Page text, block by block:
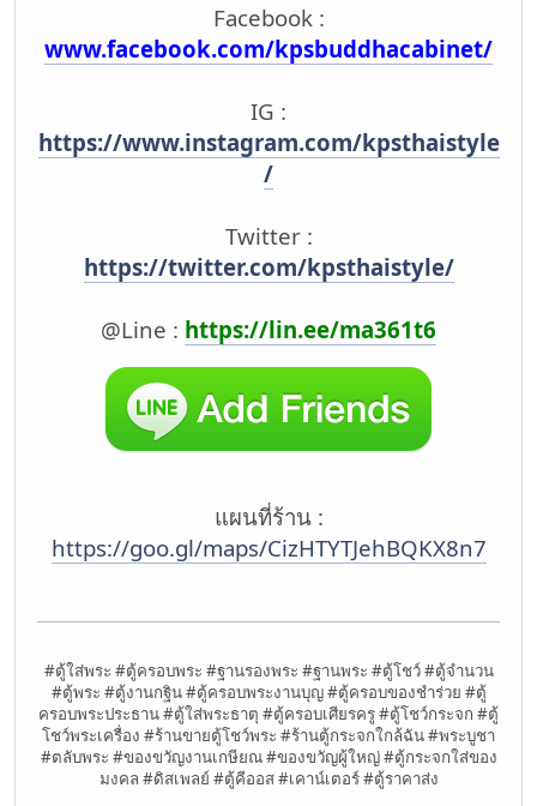
Facebook :
www.facebook.com/kpsbuddhacabinet/
IG :
https://www.instagram.com/kpsthaistyle
/
Twitter :
https://twitter.com/kpsthaistyle/
@Line : https://lin.ee/ma361t6
แผนที่ร้าน :
https://goo.gl/maps/CizHTYTJehBQKX8n7
#ตู้ใส่พระ #ตู้ครอบพระ #ฐานรองพระ #ฐานพระ #ตู้โชว์ #ตู้จำนวน
#ตู้พระ #ตู้งานกฐิน #ตู้ครอบพระงานบุญ #ตู้ครอบของชำร่วย #ตู้
ครอบพระประธาน #ตู้ใส่พระธาตุ #ตู้ครอบเศียรครู #ตู้โชว์กระจก #ตู้
โชว์พระเครื่อง #ร้านขายตู้โชว์พระ #ร้านตู้กระจกใกล้ฉัน #พระบูชา
#ตลับพระ #ของขวัญงานเกษียณ #ของขวัญผู้ใหญ่ #ตู้กระจกใส่ของ
มงคล #ดิสเพลย์ #ตู้คีออส #เคาน์เตอร์ #ตู้ราคาส่ง